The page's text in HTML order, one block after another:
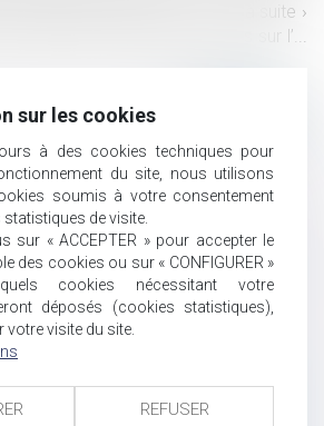
d’évaluer l’impact de… Lire la suite ›
d’une base de données sur l’...
2021 à Nice
dédié aux sociétés cotées au sein du
: conditions et sanctions
dirigeant de PME : précisions de Bercy
plus-value de cession des titres
s’implanter et traiter des affaires en
sur les cookies
à des cookies techniques pour
du site, nous utilisons
soumis à votre consentement
de visite.
sur « ACCEPTER » pour accepter le
des cookies ou sur « CONFIGURER »
cookies nécessitant votre
déposés (cookies statistiques),
votre visite du site.
REFUSER